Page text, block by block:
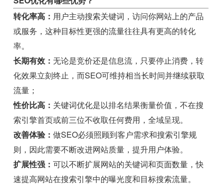
转化率高： 用户主动搜索关键词，访问你网站上的产品
或服务，这种目标性更强的流量往往具有更高的转化
率。
长期有效：无论是竞价还是信息流，只要停止消费，转
化效果立刻终止，而SEO可维持相当长时间并继续获取
流量；
性价比高： 关键词优化是以排名结果衡量价值，不在搜
索引擎首页或前三位不收取任何费用，全域呈现。
改善体验：做SEO必须照顾到客户需求和搜索引擎规
则，因此需要不断改进网站质量，提升用户体验。
扩展性强：可以不断扩展网站的关键词和页面数量，快
速提高网站在搜索引擎中的曝光度和目标搜索流量。